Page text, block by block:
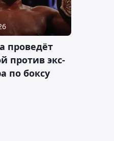
проведёт
против экс-
по боксу